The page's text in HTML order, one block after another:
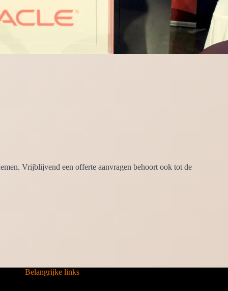
Vrijblijvend een offerte aanvragen behoort ook tot de
Belangrijke links